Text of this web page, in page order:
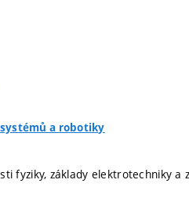
a robotiky
fyziky, základy elektrotechniky a